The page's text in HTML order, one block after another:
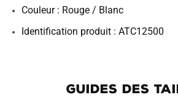
Couleur : Rouge / Blanc
Identification produit : ATC12500
GUIDES DES